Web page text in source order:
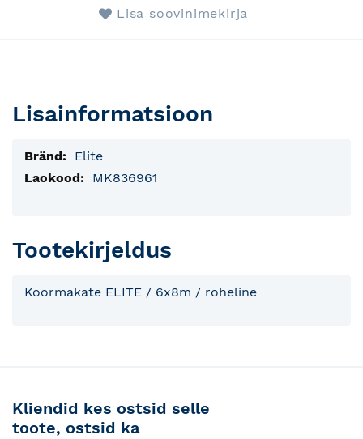
Lisa soovinimekirja
Lisainformatsioon
Lisainfo
Elite
MK836961
Tootekirjeldus
Koormakate ELITE / 6x8m / roheline
Kliendid kes ostsid selle
toote, ostsid ka